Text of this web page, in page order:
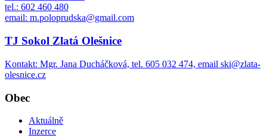
tel.: 602 460 480
email: m.poloprudska@gmail.com
TJ Sokol Zlatá Olešnice
Kontakt: Mgr. Jana Ducháčková, tel. 605 032 474, email ski@zlata-
olesnice.cz
Obec
Aktuálně
Inzerce